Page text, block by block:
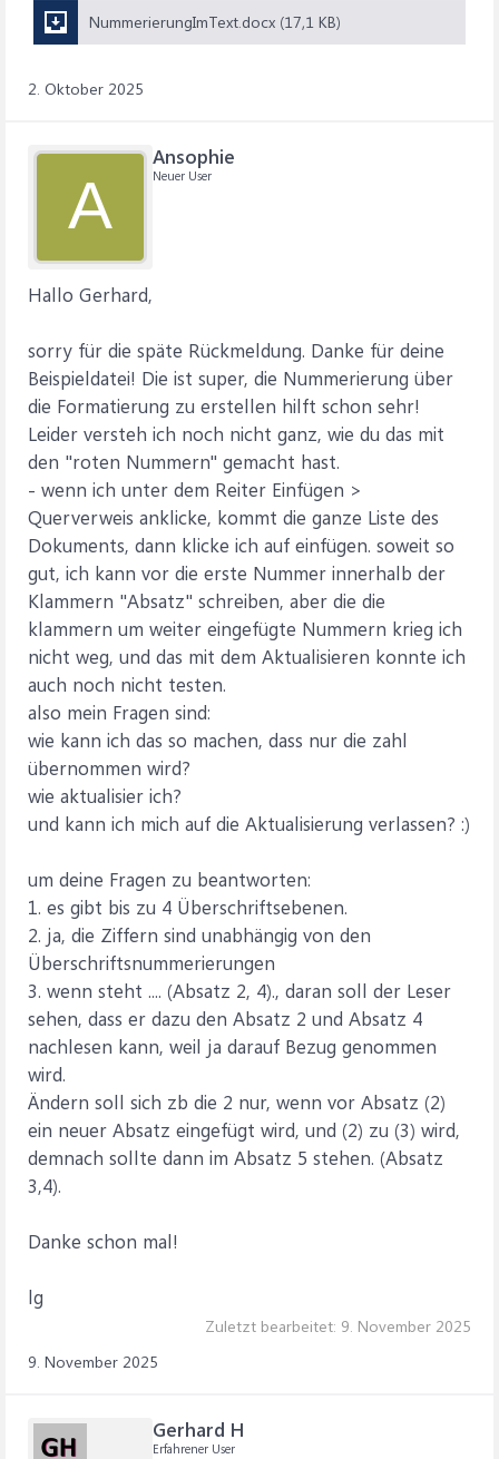
NummerierungImText.docx (17,1 KB)
2. Oktober 2025
A
Ansophie
Neuer User
Hallo Gerhard,
sorry für die späte Rückmeldung. Danke für deine
Beispieldatei! Die ist super, die Nummerierung über
die Formatierung zu erstellen hilft schon sehr!
Leider versteh ich noch nicht ganz, wie du das mit
den "roten Nummern" gemacht hast.
- wenn ich unter dem Reiter Einfügen >
Querverweis anklicke, kommt die ganze Liste des
Dokuments, dann klicke ich auf einfügen. soweit so
gut, ich kann vor die erste Nummer innerhalb der
Klammern "Absatz" schreiben, aber die die
klammern um weiter eingefügte Nummern krieg ich
nicht weg, und das mit dem Aktualisieren konnte ich
auch noch nicht testen.
also mein Fragen sind:
wie kann ich das so machen, dass nur die zahl
übernommen wird?
wie aktualisier ich?
und kann ich mich auf die Aktualisierung verlassen? :)
um deine Fragen zu beantworten:
1. es gibt bis zu 4 Überschriftsebenen.
2. ja, die Ziffern sind unabhängig von den
Überschriftsnummerierungen
3. wenn steht .... (Absatz 2, 4)., daran soll der Leser
sehen, dass er dazu den Absatz 2 und Absatz 4
nachlesen kann, weil ja darauf Bezug genommen
wird.
Ändern soll sich zb die 2 nur, wenn vor Absatz (2)
ein neuer Absatz eingefügt wird, und (2) zu (3) wird,
demnach sollte dann im Absatz 5 stehen. (Absatz
3,4).
Danke schon mal!
lg
Zuletzt bearbeitet: 9. November 2025
9. November 2025
Gerhard H
Erfahrener User